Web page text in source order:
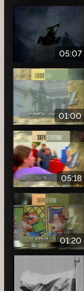
05:07
01:00
05:18
01:20